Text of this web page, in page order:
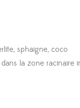
sphaigne, coco
la zone racinaire